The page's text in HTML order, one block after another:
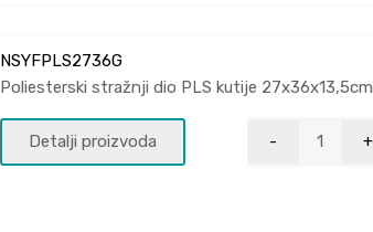
NSYFPLS2736G
Poliesterski stražnji dio PLS kutije 27x36x13,5cm
Detalji proizvoda